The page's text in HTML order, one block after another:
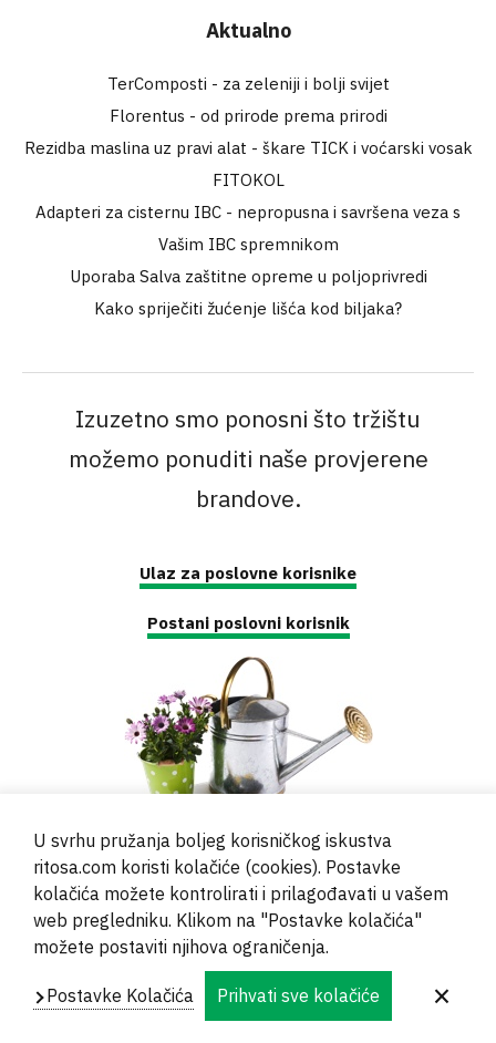
Aktualno
TerComposti - za zeleniji i bolji svijet
Florentus - od prirode prema prirodi
Rezidba maslina uz pravi alat - škare TICK i voćarski vosak
FITOKOL
Adapteri za cisternu IBC - nepropusna i savršena veza s
Vašim IBC spremnikom
Uporaba Salva zaštitne opreme u poljoprivredi
Kako spriječiti žućenje lišća kod biljaka?
Izuzetno smo ponosni što tržištu
možemo ponuditi naše provjerene
brandove.
Ulaz za poslovne korisnike
Postani poslovni korisnik
© 2000 - 2024 Brati Ritoša d.o.o.
Powered byEvidente
Navigation
Kontakt Privatnost
U svrhu pružanja boljeg korisničkog iskustva
ritosa.com koristi kolačiće (cookies). Postavke
kolačića možete kontrolirati i prilagođavati u vašem
web pregledniku. Klikom na "Postavke kolačića"
možete postaviti njihova ograničenja.
Postavke Kolačića Prihvati sve kolačiće